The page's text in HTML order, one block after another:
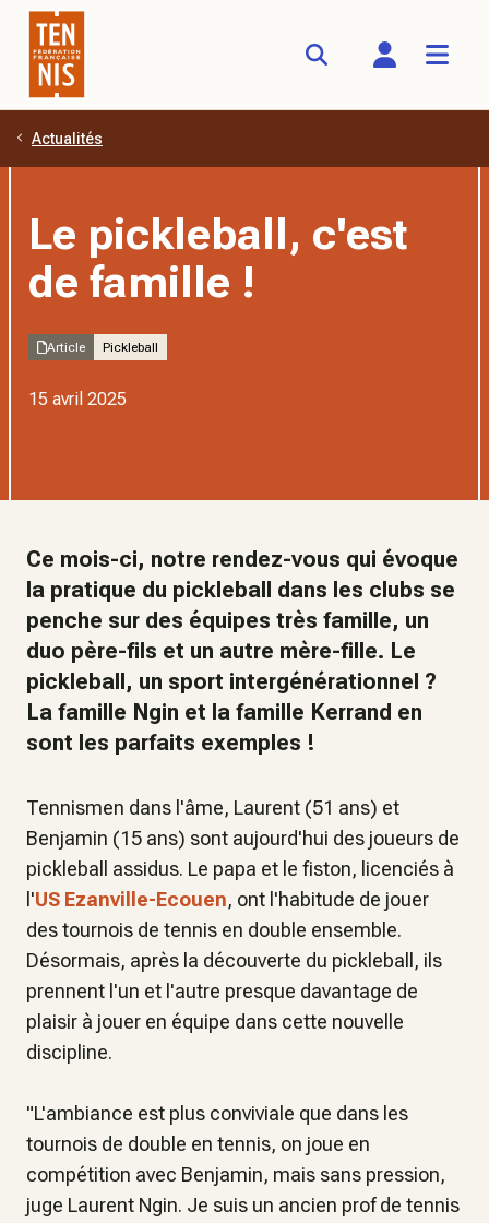
Aller au contenu principal
Actualités
Le pickleball, c'est
de famille !
Article Pickleball
15 avril 2025
Ce mois-ci, notre rendez-vous qui évoque
la pratique du pickleball dans les clubs se
penche sur des équipes très famille, un
duo père-fils et un autre mère-fille. Le
pickleball, un sport intergénérationnel ?
La famille Ngin et la famille Kerrand en
sont les parfaits exemples !
Tennismen dans l'âme, Laurent (51 ans) et
Benjamin (15 ans) sont aujourd'hui des joueurs de
pickleball assidus. Le papa et le fiston, licenciés à
l'US Ezanville-Ecouen, ont l'habitude de jouer
des tournois de tennis en double ensemble.
Désormais, après la découverte du pickleball, ils
prennent l'un et l'autre presque davantage de
plaisir à jouer en équipe dans cette nouvelle
discipline.
"L'ambiance est plus conviviale que dans les
tournois de double en tennis, on joue en
compétition avec Benjamin, mais sans pression,
juge Laurent Ngin. Je suis un ancien prof de tennis